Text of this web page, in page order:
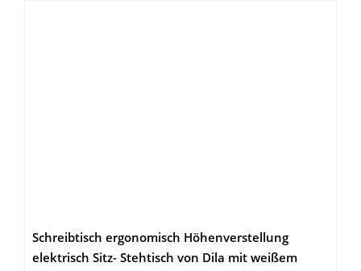
Schreibtisch ergonomisch Höhenverstellung
elektrisch Sitz- Stehtisch von Dila mit weißem